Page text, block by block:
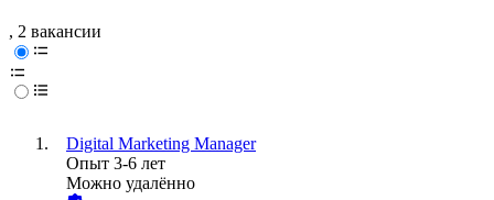
, 2 вакансии
Digital Marketing Manager
Опыт 3-6 лет
Можно удалённо